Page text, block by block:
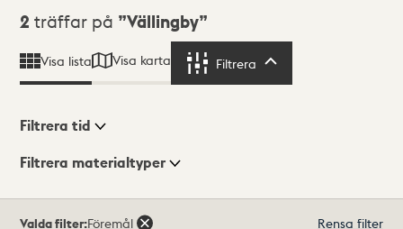
Sökresultat
2 träffar på Vällingby
Visa lista Visa karta Filtrera
Visningsläge
Filtrera tid
Filtrera materialtyper
Valda filter:Föremål Rensa filter